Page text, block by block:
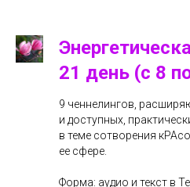
21 день (с 8
9 ченнелингов,
и доступных,
в теме сотворения
ее сфере.
Форма: аудио и текст в